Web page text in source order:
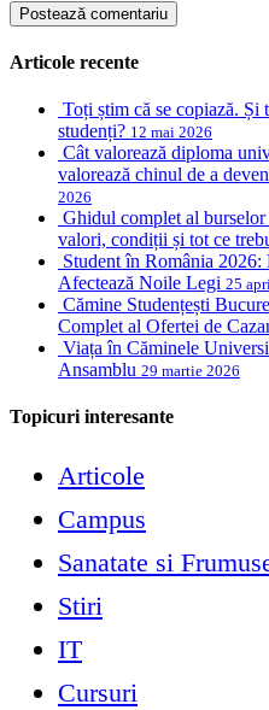
Articole recente
Toți știm că se copiază. Și
studenți? 12 mai 2026
Cât valorează diploma
valorează chinul de a
2026
Ghidul complet al
valori, condiții și tot ce
Student în România
Afectează Noile Legi 25
Cămine Studențești
Complet al Ofertei de
Viața în Căminele
Ansamblu 29 martie 2026
Topicuri interesante
Articole
Campus
Sanatate si
Stiri
IT
Cursuri